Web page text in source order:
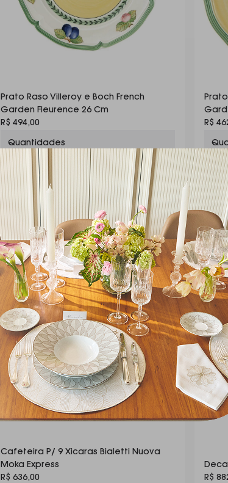
Prato Raso Villeroy e Boch French
Garden Fleurence 26 Cm
R$ 494,00
Quantidades
Desejada:
Comprar
R$
Cafeteira P/ 9 Xicaras Bialetti Nuova
Moka Express
R$ 636,00
R$